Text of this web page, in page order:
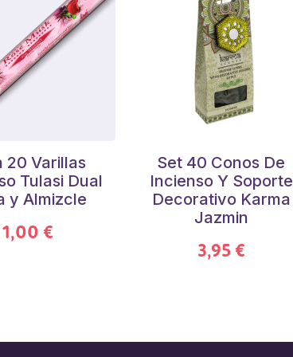
20 Varillas
Tulasi Dual
y Almizcle
1,00 €
Set 40 Conos De
Incienso Y Soporte
Decorativo Karma
Jazmin
3,95 €